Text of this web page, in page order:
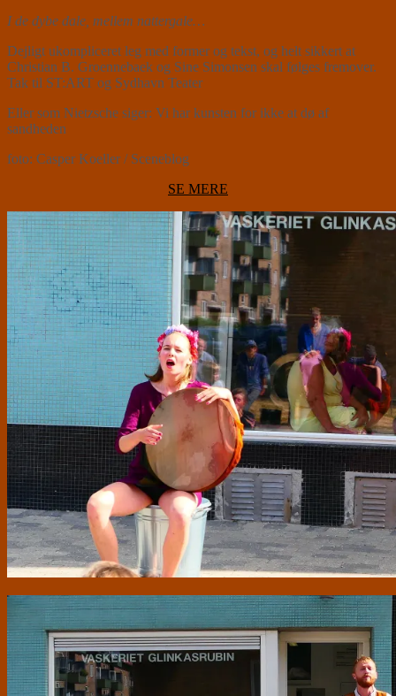
I de dybe dale, mellem nattergale…
Dejligt ukompliceret leg med former og tekst, og helt sikkert at
Christian B. Groennebaek og Sine Simonsen skal følges fremover.
Tak til ST:ART og Sydhavn Teater
Eller som Nietzsche siger: Vi har kunsten for ikke at dø af
sandheden
foto: Casper Koeller / Sceneblog
SE MERE